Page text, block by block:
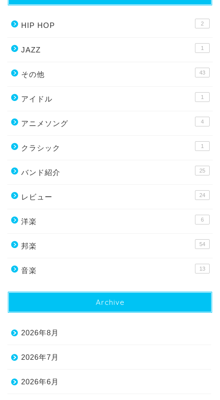
HIP HOP 2
JAZZ 1
その他 43
アイドル 1
アニメソング 4
クラシック 1
バンド紹介 25
レビュー 24
洋楽 6
邦楽 54
音楽 13
Archive
2026年8月
2026年7月
2026年6月